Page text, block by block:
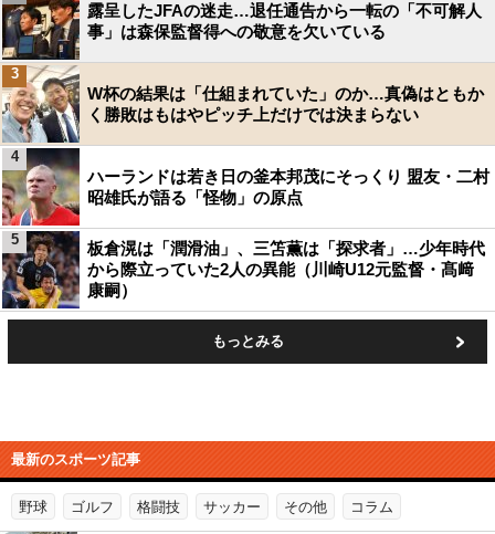
露呈したJFAの迷走…退任通告から一転の「不可解人
事」は森保監督得への敬意を欠いている
W杯の結果は「仕組まれていた」のか…真偽はともか
く勝敗はもはやピッチ上だけでは決まらない
3
ハーランドは若き日の釜本邦茂にそっくり 盟友・二村
昭雄氏が語る「怪物」の原点
4
板倉滉は「潤滑油」、三笘薫は「探求者」…少年時代
から際立っていた2人の異能（川崎U12元監督・髙﨑
康嗣）
5
もっとみる
最新のスポーツ記事
野球 ゴルフ 格闘技 サッカー その他 コラム